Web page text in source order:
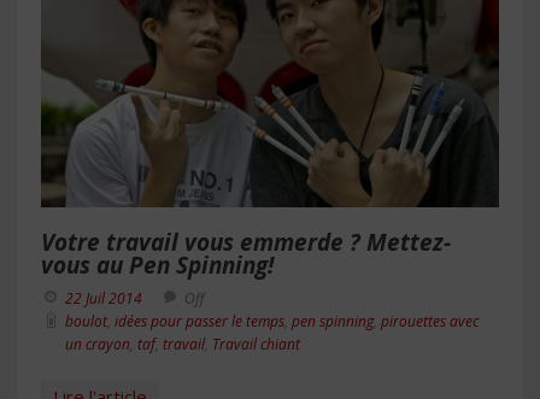
Votre travail vous emmerde ? Mettez-
vous au Pen Spinning!
22 Juil 2014
Off
boulot idées pour passer le temps pen spinning, pirouettes avec
un crayon taf, travail Travail chiant